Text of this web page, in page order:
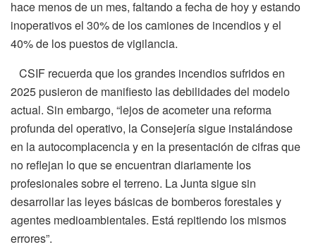
hace menos de un mes, faltando a fecha de hoy y estando
inoperativos el 30% de los camiones de incendios y el
40% de los puestos de vigilancia.
CSIF recuerda que los grandes incendios sufridos en
2025 pusieron de manifiesto las debilidades del modelo
actual. Sin embargo, “lejos de acometer una reforma
profunda del operativo, la Consejería sigue instalándose
en la autocomplacencia y en la presentación de cifras que
no reflejan lo que se encuentran diariamente los
profesionales sobre el terreno. La Junta sigue sin
desarrollar las leyes básicas de bomberos forestales y
agentes medioambientales. Está repitiendo los mismos
errores”.